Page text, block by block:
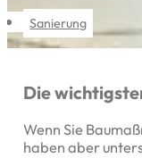
Die
Sanierung
Wenn Sie
haben aber